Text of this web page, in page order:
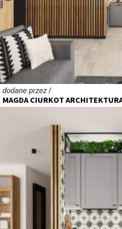
dodane przez /
MAGDA CIURKOT